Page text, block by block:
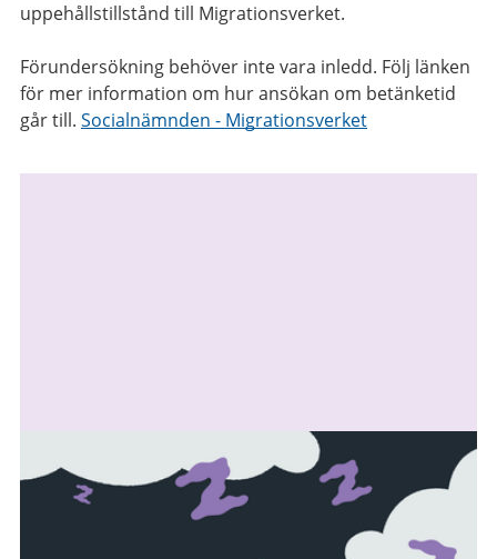
uppehållstillstånd till Migrationsverket.
Förundersökning behöver inte vara inledd. Följ länken
för mer information om hur ansökan om betänketid
går till. Socialnämnden - Migrationsverket